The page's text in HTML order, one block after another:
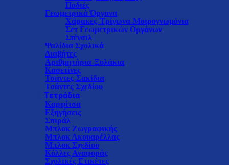
Ποδιές
Γεωμετρικά Όργανα
Χάρακες-Τρίγωνα-Μοιρογνωμόνια
Σετ Γεωμετρικών Οργάνων
Στένσιλ
Ψαλίδια Σχολικά
Διαβήτες
Αριθμητήρια-Ξυλάκια
Κασετίνες
Τσάντες-Σακίδια
Τσάντες Σχεδίου
Τετράδια
Καρφίτσα
Εξηγήσεις
Σπιράλ
Μπλοκ Ζωγραφικής
Μπλοκ Ακουαρέλλας
Μπλοκ Σχεδίου
Κόλλες Αναφοράς
Σχολικές Ετικέτες